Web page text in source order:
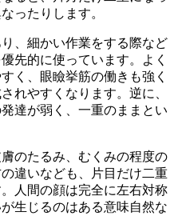
ったりします。
、細かい作業をする際など
先的に使っています。よく
く、眼瞼挙筋の働きも強く
れやすくなります。逆に、
達が弱く、一重のままとい
のたるみ、むくみの程度の
違いなども、片目だけ二重
人間の顔は完全に左右対称
生じるのはある意味自然な